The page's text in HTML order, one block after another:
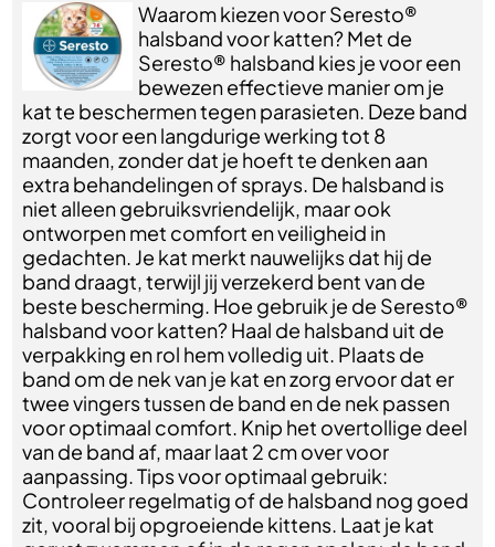
Waarom kiezen voor Seresto®
halsband voor katten? Met de
Seresto® halsband kies je voor een
bewezen effectieve manier om je
kat te beschermen tegen parasieten. Deze band
zorgt voor een langdurige werking tot 8
maanden, zonder dat je hoeft te denken aan
extra behandelingen of sprays. De halsband is
niet alleen gebruiksvriendelijk, maar ook
ontworpen met comfort en veiligheid in
gedachten. Je kat merkt nauwelijks dat hij de
band draagt, terwijl jij verzekerd bent van de
beste bescherming. Hoe gebruik je de Seresto®
halsband voor katten? Haal de halsband uit de
verpakking en rol hem volledig uit. Plaats de
band om de nek van je kat en zorg ervoor dat er
twee vingers tussen de band en de nek passen
voor optimaal comfort. Knip het overtollige deel
van de band af, maar laat 2 cm over voor
aanpassing. Tips voor optimaal gebruik:
Controleer regelmatig of de halsband nog goed
zit, vooral bij opgroeiende kittens. Laat je kat